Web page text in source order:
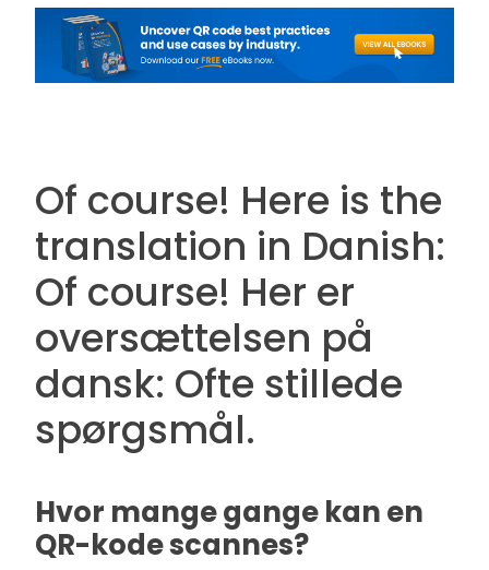
Of course! Here is the
translation in Danish:
Of course! Her er
oversættelsen på
dansk: Ofte stillede
spørgsmål.
Hvor mange gange kan en
QR-kode scannes?